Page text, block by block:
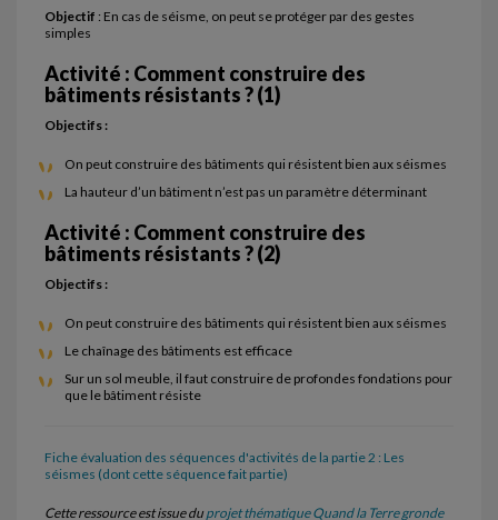
Objectif : En cas de séisme, on peut se protéger par des gestes
simples
Activité : Comment construire des
bâtiments résistants ? (1)
Objectifs :
On peut construire des bâtiments qui résistent bien aux séismes
La hauteur d’un bâtiment n’est pas un paramètre déterminant
Activité : Comment construire des
bâtiments résistants ? (2)
Objectifs :
On peut construire des bâtiments qui résistent bien aux séismes
Le chaînage des bâtiments est efficace
Sur un sol meuble, il faut construire de profondes fondations pour
que le bâtiment résiste
Fiche évaluation des séquences d'activités de la partie 2 : Les
séismes (dont cette séquence fait partie)
Cette ressource est issue du projet thématique Quand la Terre gronde